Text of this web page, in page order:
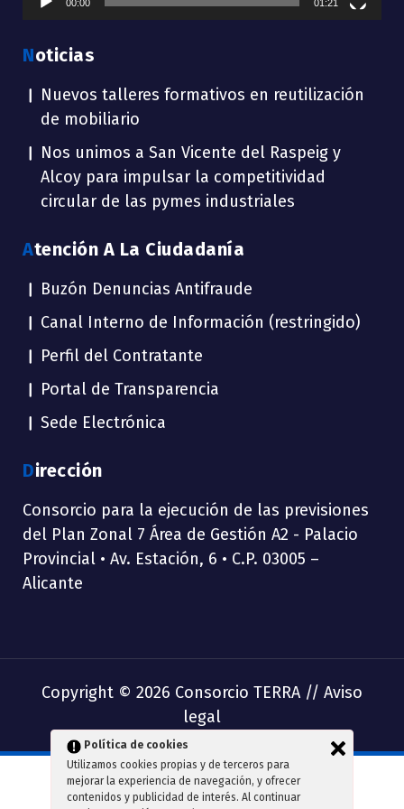
00:00 01:21
Noticias
Nuevos talleres formativos en reutilización
de mobiliario
Nos unimos a San Vicente del Raspeig y
Alcoy para impulsar la competitividad
circular de las pymes industriales
Atención A La Ciudadanía
Buzón Denuncias Antifraude
Canal Interno de Información (restringido)
Perfil del Contratante
Portal de Transparencia
Sede Electrónica
Dirección
Consorcio para la ejecución de las previsiones
del Plan Zonal 7 Área de Gestión A2 - Palacio
Provincial • Av. Estación, 6 • C.P. 03005 –
Alicante
Copyright © 2026 Consorcio TERRA // Aviso
legal
Política de cookies
Utilizamos cookies propias y de terceros para
mejorar la experiencia de navegación, y ofrecer
contenidos y publicidad de interés. Al continuar